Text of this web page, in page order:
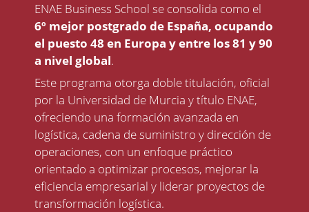
ENAE Business School se consolida como el
6º mejor postgrado de España, ocupando
el puesto 48 en Europa y entre los 81 y 90
a nivel global.
Este programa otorga doble titulación, oficial
por la Universidad de Murcia y título ENAE,
ofreciendo una formación avanzada en
logística, cadena de suministro y dirección de
operaciones, con un enfoque práctico
orientado a optimizar procesos, mejorar la
eficiencia empresarial y liderar proyectos de
transformación logística.